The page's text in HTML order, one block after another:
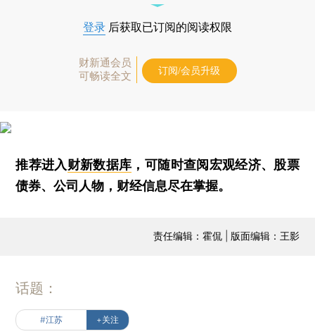
登录 后获取已订阅的阅读权限
财新通会员
可畅读全文
订阅/会员升级
推荐进入财新数据库 ，可随时查阅宏观经济、股票
债券、公司人物，财经信息尽在掌握。
责任编辑：霍侃 | 版面编辑：王影
话题：
#江苏 +关注